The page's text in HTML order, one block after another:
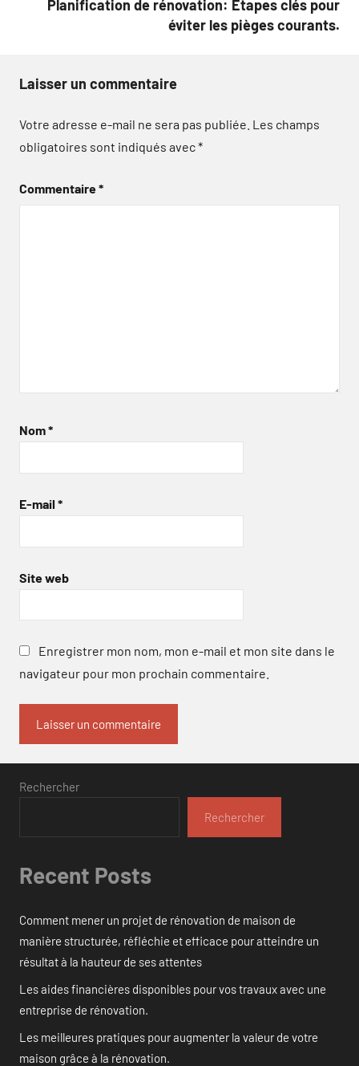
Planification de rénovation: Étapes clés pour
éviter les pièges courants.
Laisser un commentaire
Votre adresse e-mail ne sera pas publiée. Les champs
obligatoires sont indiqués avec*
Commentaire*
Nom*
E-mail *
Site web
Enregistrer mon nom, mon e-mail et mon site dans le
navigateur pour mon prochain commentaire.
Rechercher
Rechercher
Recent Posts
Comment mener un projet de rénovation de maison de
manière structurée, réfléchie et efficace pour atteindre un
résultat à la hauteur de ses attentes
Les aides financières disponibles pour vos travaux avec une
entreprise de rénovation.
Les meilleures pratiques pour augmenter la valeur de votre
maison grâce à la rénovation.